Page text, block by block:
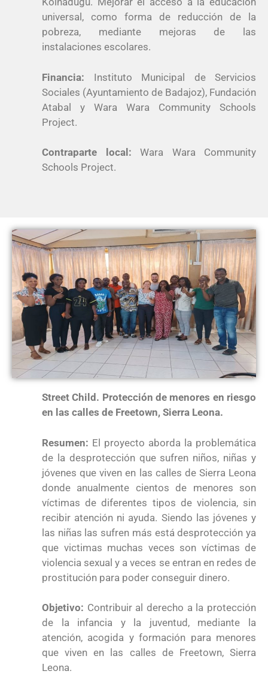
universal, como forma de reducción de la
pobreza, mediante mejoras de las
instalaciones escolares.
Financia: Instituto Municipal de Servicios
Sociales (Ayuntamiento de Badajoz), Fundación
Atabal y Wara Wara Community Schools
Project.
Contraparte local: Wara Wara Community
Schools Project.
Street Child. Protección de menores en riesgo
en las calles de Freetown, Sierra Leona.
Resumen: El proyecto aborda la problemática
de la desprotección que sufren niños, niñas y
jóvenes que viven en las calles de Sierra Leona
donde anualmente cientos de menores son
víctimas de diferentes tipos de violencia, sin
recibir atención ni ayuda. Siendo las jóvenes y
las niñas las sufren más está desprotección ya
que victimas muchas veces son víctimas de
violencia sexual y a veces se entran en redes de
prostitución para poder conseguir dinero.
Objetivo: Contribuir al derecho a la protección
de la infancia y la juventud, mediante la
atención, acogida y formación para menores
que viven en las calles de Freetown, Sierra
Leona.